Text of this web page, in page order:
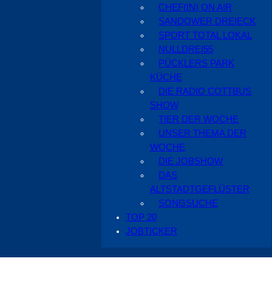
CHEF(IN) ON AIR
SANDOWER DREIECK
SPORT TOTAL LOKAL
NULLDREI55
PÜCKLERS PARK
KÜCHE
DIE RADIO COTTBUS
SHOW
TIER DER WOCHE
UNSER THEMA DER
WOCHE
DIE JOBSHOW
DAS
ALTSTADTGEFLÜSTER
SONGSUCHE
TOP 20
JOBTICKER